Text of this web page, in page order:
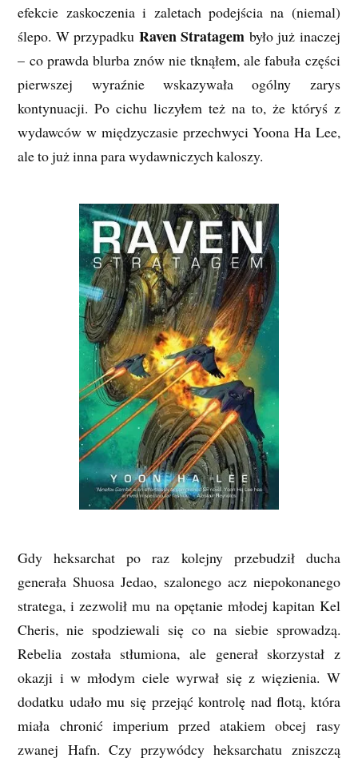
efekcie zaskoczenia i zaletach podejścia na (niemal)
ślepo. W przypadku Raven Stratagem było już inaczej
– co prawda blurba znów nie tknąłem, ale fabuła części
pierwszej wyraźnie wskazywała ogólny zarys
kontynuacji. Po cichu liczyłem też na to, że któryś z
wydawców w międzyczasie przechwyci Yoona Ha Lee,
ale to już inna para wydawniczych kaloszy.
Gdy heksarchat po raz kolejny przebudził ducha
generała Shuosa Jedao, szalonego acz niepokonanego
stratega, i zezwolił mu na opętanie młodej kapitan Kel
Cheris, nie spodziewali się co na siebie sprowadzą.
Rebelia została stłumiona, ale generał skorzystał z
okazji i w młodym ciele wyrwał się z więzienia. W
dodatku udało mu się przejąć kontrolę nad flotą, która
miała chronić imperium przed atakiem obcej rasy
zwanej Hafn. Czy przywódcy heksarchatu zniszczą